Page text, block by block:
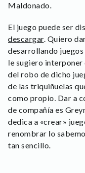
Maldonado.
El juego puede ser
descargar. Quiero
desarrollando juegos
le sugiero interponer
del robo de dicho
de las triquiñuelas
como propio. Dar a
de compañía es
dedica a «crear»
renombrar lo
tan sencillo.